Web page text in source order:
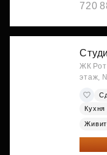
720
ЖК
этаж,
Кухня
25